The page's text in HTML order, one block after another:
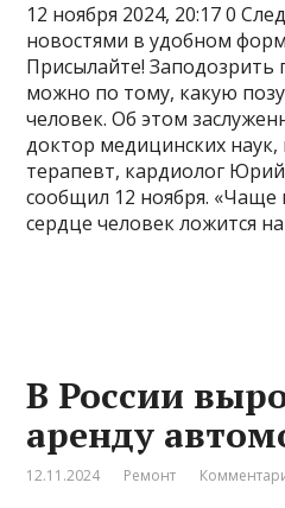
12 ноября 2024, 20:17 0
новостями в удобном
Присылайте! Заподозрить
можно по тому, какую
человек. Об этом
доктор медицинских наук,
терапевт, кардиолог
сообщил 12 ноября. «Чаще
сердце человек ложится
В России
аренду
12.11.2024 Ремонт